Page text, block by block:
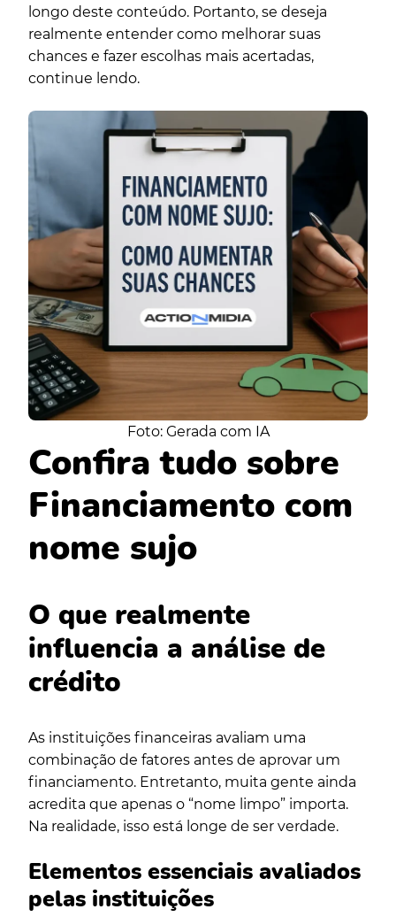
longo deste conteúdo. Portanto, se deseja
realmente entender como melhorar suas
chances e fazer escolhas mais acertadas,
continue lendo.
Foto: Gerada com IA
Confira tudo sobre
Financiamento com
nome sujo
O que realmente
influencia a análise de
crédito
As instituições financeiras avaliam uma
combinação de fatores antes de aprovar um
financiamento. Entretanto, muita gente ainda
acredita que apenas o “nome limpo” importa.
Na realidade, isso está longe de ser verdade.
Elementos essenciais avaliados
pelas instituições